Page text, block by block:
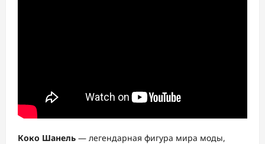
Коко Шанель — легендарная фигура мира моды,